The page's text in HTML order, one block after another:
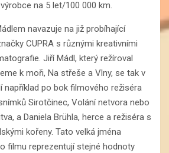
na 5 let/100 000 km.
navazuje na již probíhající
CUPRA s různými kreativními
Jiří Mádl, který režíroval
k moři, Na střeše a Vlny, se tak v
například po bok filmového režiséra
Sirotčinec, Volání netvora nebo
a Daniela Brühla, herce a režiséra s
kořeny. Tato velká jména
filmu reprezentují stejné hodnoty